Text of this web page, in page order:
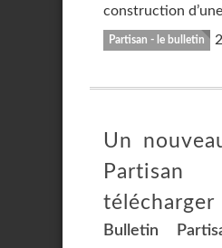
construction
Partisan - le bulletin
Un
télécharger
Bulletin